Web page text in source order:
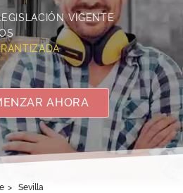
VIGENTE
AHORA
> Sevilla